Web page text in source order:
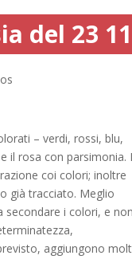
del 23
– verdi, rossi, blu,
il rosa con parsimonia.
coi colori; inoltre
già tracciato. Meglio
secondare i colori, e
aggiungono